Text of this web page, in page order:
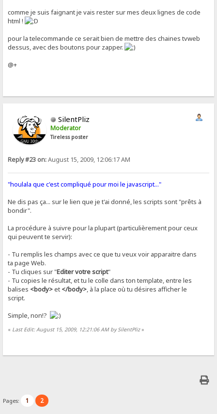
comme je suis faignant je vais rester sur mes deux lignes de code
html !
pour la telecommande ce serait bien de mettre des chaines tvweb
dessus, avec des boutons pour zapper.
@+
SilentPliz
Moderator
Tireless poster
Reply #23 on:August 15, 2009, 12:06:17 AM
"houlala que c'est compliqué pour moi le javascript..."
Ne dis pas ça... sur le lien que je t'ai donné, les scripts sont "prêts à
bondir".
La procédure à suivre pour la plupart (particulièrement pour ceux
qui peuvent te servir):
- Tu remplis les champs avec ce que tu veux voir apparaitre dans
ta page Web.
- Tu cliques sur "Editer votre script"
- Tu copies le résultat, et tu le colle dans ton template, entre les
balises <body>et </body>, à la place où tu désires afficher le
script.
Simple, non!?
« Last Edit: August 15, 2009, 12:21:06 AM by SilentPliz»
Pages: 1 2